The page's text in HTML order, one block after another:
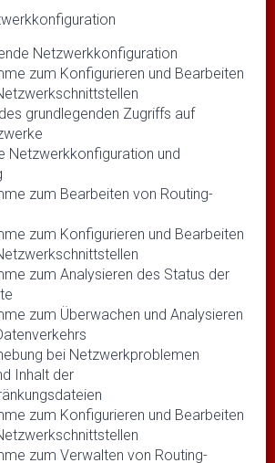
Netzwerkkonfiguration
zum Konfigurieren und Bearbeiten
grundlegenden Zugriffs auf
Netzwerkkonfiguration und
zum Bearbeiten von Routing-
zum Konfigurieren und Bearbeiten
zum Analysieren des Status der
zum Überwachen und Analysieren
bei Netzwerkproblemen
Inhalt der
zum Konfigurieren und Bearbeiten
zum Verwalten von Routing-